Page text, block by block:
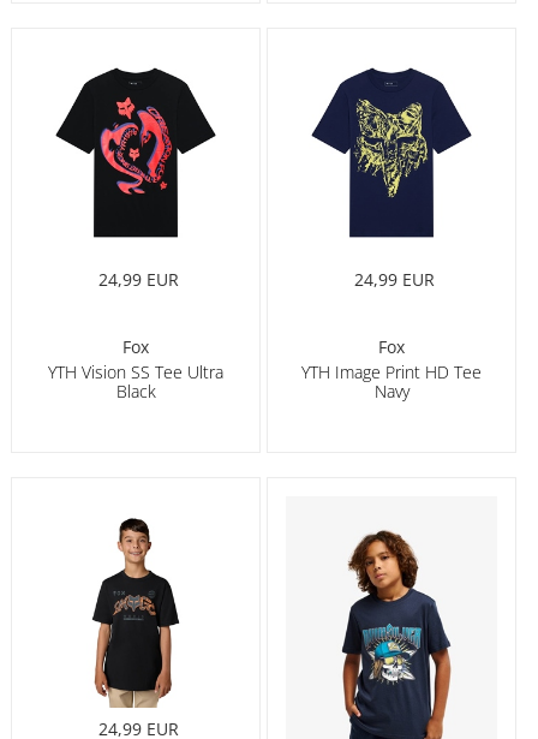
24,99 EUR
Fox
YTH Vision SS Tee Ultra
Black
24,99 EUR
Fox
YTH Image Print HD Tee
Navy
24,99 EUR